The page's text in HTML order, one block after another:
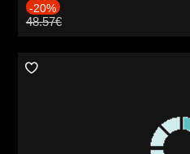
-20%
48.57€